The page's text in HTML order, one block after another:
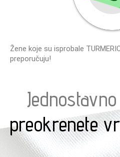
Žene koje su isprobale
preporučuju!
preokrenete